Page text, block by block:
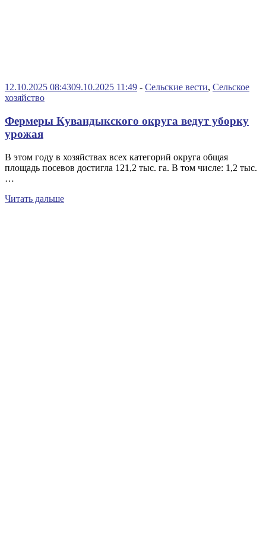
12.10.2025 08:4309.10.2025 11:49 - Сельские вести, Сельское
хозяйство
Фермеры Кувандыкского округа ведут уборку
урожая
В этом году в хозяйствах всех категорий округа общая
площадь посевов достигла 121,2 тыс. га. В том числе: 1,2 тыс.
…
Читать дальше